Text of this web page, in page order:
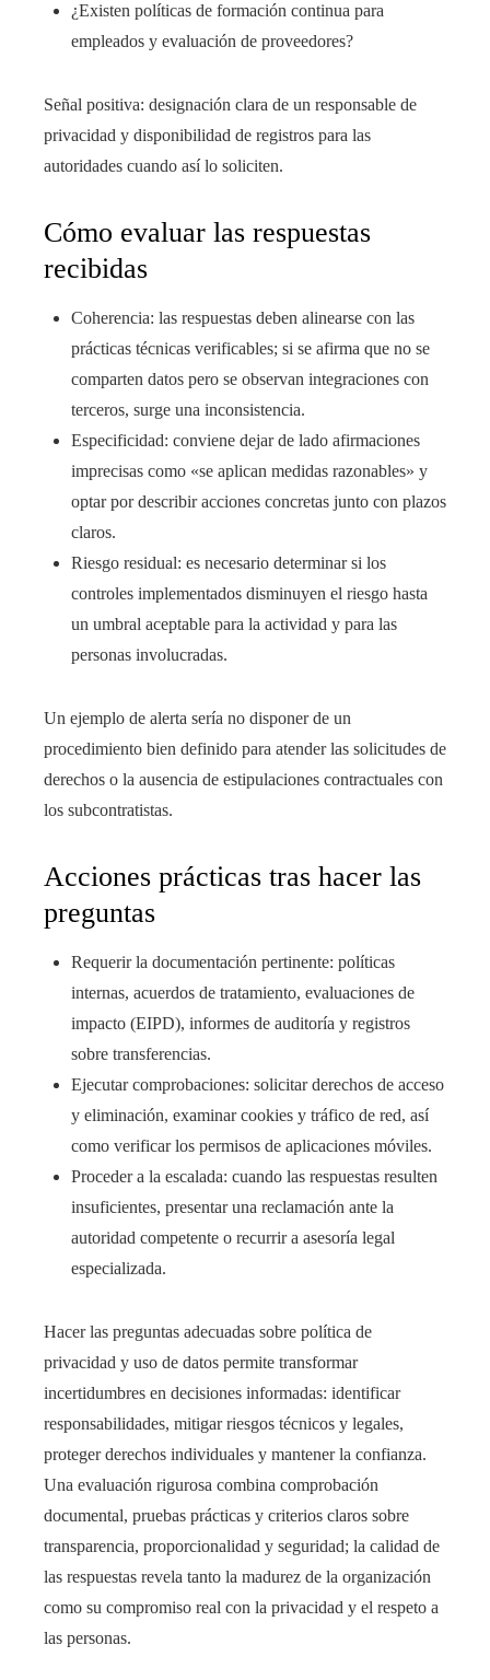
¿Existen políticas de formación continua para
empleados y evaluación de proveedores?
Señal positiva: designación clara de un responsable de
privacidad y disponibilidad de registros para las
autoridades cuando así lo soliciten.
Cómo evaluar las respuestas
recibidas
Coherencia: las respuestas deben alinearse con las
prácticas técnicas verificables; si se afirma que no se
comparten datos pero se observan integraciones con
terceros, surge una inconsistencia.
Especificidad: conviene dejar de lado afirmaciones
imprecisas como «se aplican medidas razonables» y
optar por describir acciones concretas junto con plazos
claros.
Riesgo residual: es necesario determinar si los
controles implementados disminuyen el riesgo hasta
un umbral aceptable para la actividad y para las
personas involucradas.
Un ejemplo de alerta sería no disponer de un
procedimiento bien definido para atender las solicitudes de
derechos o la ausencia de estipulaciones contractuales con
los subcontratistas.
Acciones prácticas tras hacer las
preguntas
Requerir la documentación pertinente: políticas
internas, acuerdos de tratamiento, evaluaciones de
impacto (EIPD), informes de auditoría y registros
sobre transferencias.
Ejecutar comprobaciones: solicitar derechos de acceso
y eliminación, examinar cookies y tráfico de red, así
como verificar los permisos de aplicaciones móviles.
Proceder a la escalada: cuando las respuestas resulten
insuficientes, presentar una reclamación ante la
autoridad competente o recurrir a asesoría legal
especializada.
Hacer las preguntas adecuadas sobre política de
privacidad y uso de datos permite transformar
incertidumbres en decisiones informadas: identificar
responsabilidades, mitigar riesgos técnicos y legales,
proteger derechos individuales y mantener la confianza.
Una evaluación rigurosa combina comprobación
documental, pruebas prácticas y criterios claros sobre
transparencia, proporcionalidad y seguridad; la calidad de
las respuestas revela tanto la madurez de la organización
como su compromiso real con la privacidad y el respeto a
las personas.